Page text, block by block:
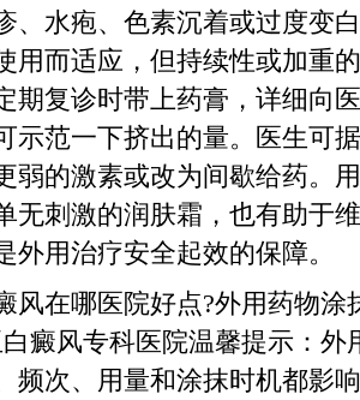
、水疱、色素沉着或过度变
用而适应，但持续性或加重
期复诊时带上药膏，详细向
示范一下挤出的量。医生可
弱的激素或改为间歇给药。
无刺激的润肤霜，也有助于
外用治疗安全起效的保障。
在哪医院好点?外用药物涂
癜风专科医院温馨提示：外
频次、用量和涂抹时机都影